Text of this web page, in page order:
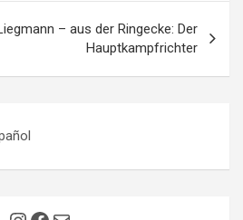
– aus der Ringecke: Der
Hauptkampfrichter